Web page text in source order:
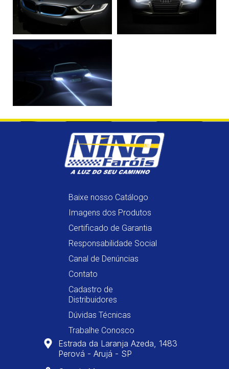
Baixe nosso Catálogo
Imagens dos Produtos
Certificado de Garantia
Responsabilidade Social
Canal de Denúncias
Contato
Cadastro de
Distribuidores
Dúvidas Técnicas
Trabalhe Conosco
Estrada da Laranja Azeda, 1483
Perová - Arujá - SP